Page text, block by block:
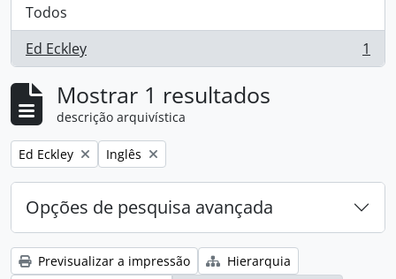
Todos
Ed Eckley
, 1 resultados 1
Mostrar 1 resultados
descrição arquivística
Remove filter:
Ed Eckley Remove filter:
Inglês
Opções de pesquisa avançada
Previsualizar a impressão
Hierarquia